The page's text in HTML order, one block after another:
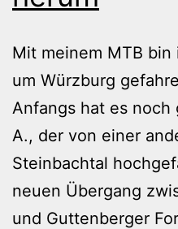
Mit meinem MTB
um Würzburg
Anfangs hat es
A., der von einer
Steinbachtal
neuen Übergang
und Guttenberger